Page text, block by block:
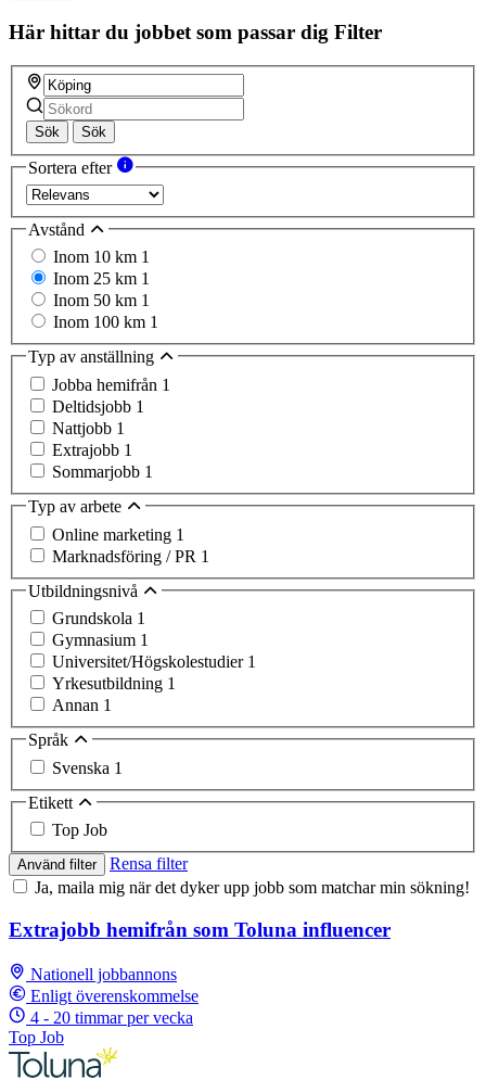
Här hittar du jobbet som passar dig Filter
Sök Sök
Sortera efter
Avstånd
Inom 10 km 1
Inom 25 km 1
Inom 50 km 1
Inom 100 km 1
Typ av anställning
Jobba hemifrån 1
Deltidsjobb 1
Nattjobb 1
Extrajobb 1
Sommarjobb 1
Typ av arbete
Online marketing 1
Marknadsföring / PR 1
Utbildningsnivå
Grundskola 1
Gymnasium 1
Universitet/Högskolestudier 1
Yrkesutbildning 1
Annan 1
Språk
Svenska 1
Etikett
Top Job
Använd filter
Rensa filter
Ja, maila mig när det dyker upp jobb som matchar min sökning!
Extrajobb hemifrån som Toluna influencer
Nationell jobbannons
Enligt överenskommelse
4 - 20 timmar per vecka
Top Job